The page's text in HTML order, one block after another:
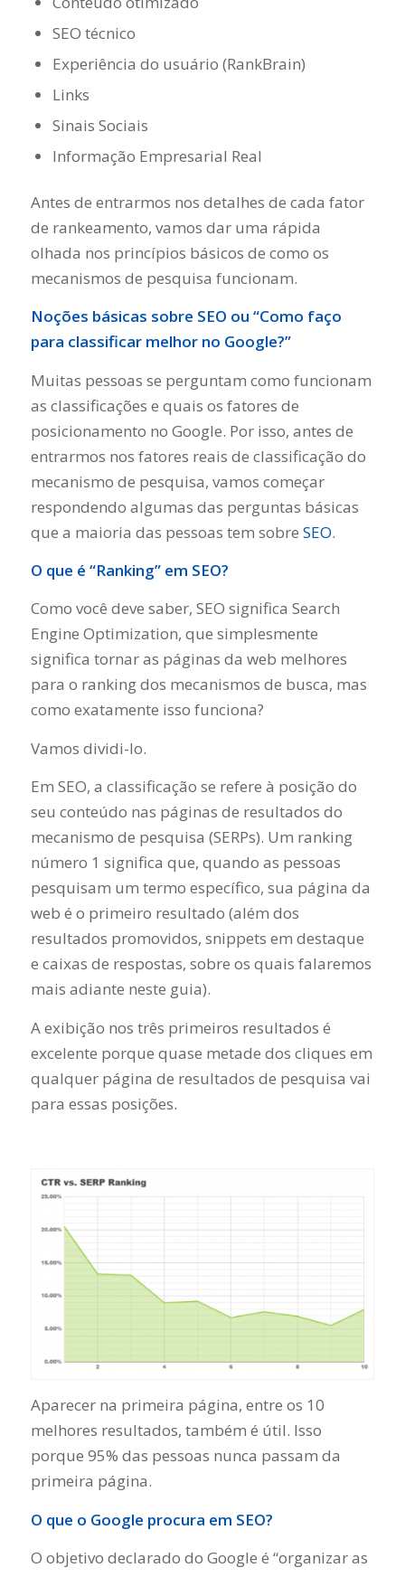
SEO técnico
Experiência do usuário (RankBrain)
Links
Sinais Sociais
Informação Empresarial Real
Antes de entrarmos nos detalhes de cada fator
de rankeamento, vamos dar uma rápida
olhada nos princípios básicos de como os
mecanismos de pesquisa funcionam.
Noções básicas sobre SEO ou “Como faço
para classificar melhor no Google?”
Muitas pessoas se perguntam como funcionam
as classificações e quais os fatores de
posicionamento no Google. Por isso, antes de
entrarmos nos fatores reais de classificação do
mecanismo de pesquisa, vamos começar
respondendo algumas das perguntas básicas
que a maioria das pessoas tem sobre SEO.
O que é “Ranking” em SEO?
Como você deve saber, SEO significa Search
Engine Optimization, que simplesmente
significa tornar as páginas da web melhores
para o ranking dos mecanismos de busca, mas
como exatamente isso funciona?
Vamos dividi-lo.
Em SEO, a classificação se refere à posição do
seu conteúdo nas páginas de resultados do
mecanismo de pesquisa (SERPs). Um ranking
número 1 significa que, quando as pessoas
pesquisam um termo específico, sua página da
web é o primeiro resultado (além dos
resultados promovidos, snippets em destaque
e caixas de respostas, sobre os quais falaremos
mais adiante neste guia).
A exibição nos três primeiros resultados é
excelente porque quase metade dos cliques em
qualquer página de resultados de pesquisa vai
para essas posições.
Aparecer na primeira página, entre os 10
melhores resultados, também é útil. Isso
porque 95% das pessoas nunca passam da
primeira página.
O que o Google procura em SEO?
O objetivo declarado do Google é “organizar as